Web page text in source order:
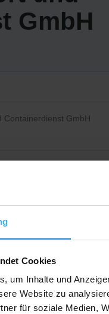
Cookies
um Inhalte und
Website zu
für soziale Medien,
GmbH
Containerdienst GmbH